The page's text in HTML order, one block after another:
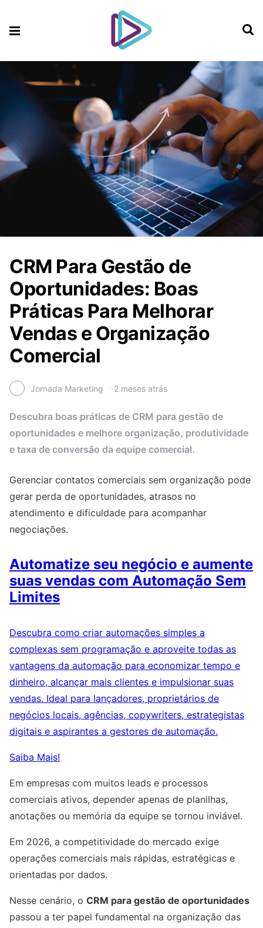
CRM Para Gestão de
Oportunidades: Boas
Práticas Para Melhorar
Vendas e Organização
Comercial
Jornada Marketing 2 meses atrás
Descubra boas práticas de CRM para gestão de
oportunidades e melhore organização, produtividade
e taxa de conversão da equipe comercial.
Gerenciar contatos comerciais sem organização pode
gerar perda de oportunidades, atrasos no
atendimento e dificuldade para acompanhar
negociações.
Automatize seu negócio e aumente
suas vendas com Automação Sem
Limites
Descubra como criar automações simples a
complexas sem programação e aproveite todas as
vantagens da automação para economizar tempo e
dinheiro, alcançar mais clientes e impulsionar suas
vendas. Ideal para lançadores, proprietários de
negócios locais, agências, copywriters, estrategistas
digitais e aspirantes a gestores de automação.
Saiba Mais!
Em empresas com muitos leads e processos
comerciais ativos, depender apenas de planilhas,
anotações ou memória da equipe se tornou inviável.
Em 2026, a competitividade do mercado exige
operações comerciais mais rápidas, estratégicas e
orientadas por dados.
Nesse cenário, o CRM para gestão de oportunidades
passou a ter papel fundamental na organização das